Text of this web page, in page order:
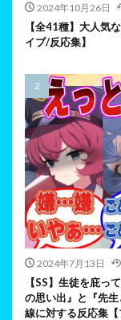
2024年10月26日
【全41種】大人気
イブ/反応集】
2024年7月13日
【SS】生徒を庇っ
の思い出』と『先
線に対する反応集【